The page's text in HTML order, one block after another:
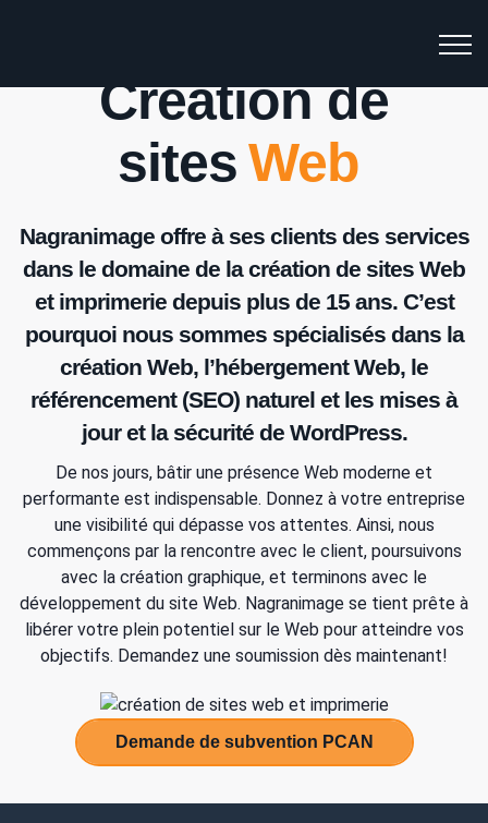
Création de
sitesWeb
Nagranimage offre à ses clients des services
dans le domaine de la création de sites Web
et imprimerie depuis plus de 15 ans. C’est
pourquoi nous sommes spécialisés dans la
création Web, l’hébergement Web, le
référencement (SEO) naturel et les mises à
jour et la sécurité de WordPress.
De nos jours, bâtir une présence Web moderne et
performante est indispensable. Donnez à votre entreprise
une visibilité qui dépasse vos attentes. Ainsi, nous
commençons par la rencontre avec le client, poursuivons
avec la création graphique, et terminons avec le
développement du site Web. Nagranimage se tient prête à
libérer votre plein potentiel sur le Web pour atteindre vos
objectifs. Demandez une soumission dès maintenant!
Demande de subvention PCAN